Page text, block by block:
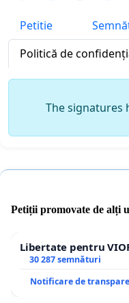
Petitie
Politică de
The signatures
Petiții promovate de alți
Libertate pentru
30 287 semnături
Notificare de